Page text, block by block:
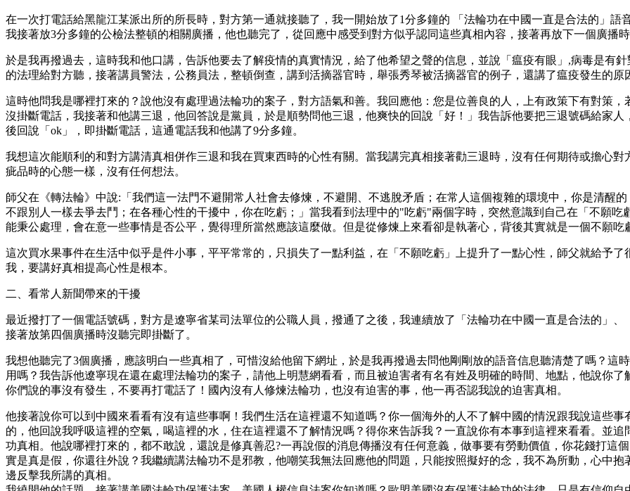
在一次打電話給黑龍江某派出所的所長時，對方第一通就接聽了，我一開始放了1分多鐘的 「法輪功在中國一直是合法的」
我接著放3分多鐘的公檢法整頓的相關廣播，他也聽完了，從回應中感受到對方似乎認同這些真相內容，接著再放下一個廣播
於是我再撥過去，這時我和他口講，告訴他要去了解疫情的真實情況，給了他希望之聲的信息，並說「瘟疫有眼」,病毒是有
的法理給對方聽，接著講員警法，公務員法，整頓倒查，講到活摘器官時，舉張秀琴被活摘器官的例子，還講了瘟疫發生的
這時他問我是哪裡打來的？說他沒有處理過法輪功的案子，對方語氣和善。我回應他：您是位善良的人，上有政策下有對策
沒掛斷電話，我接著和他講三退，他回答說是黨員，於是順勢問他三退，他爽快的回說「好！」我告訴他要把三退號碼給家
後回說「ok」，即掛斷電話，這通電話我和他講了9分多鐘。
我想這次能順利的和對方講清真相併作三退和我在買東西時的心性有關。當我講完真相接著勸三退時，沒有任何期待或擔心
疵品時的心態一樣，沒有任何想法。
師父在《轉法輪》中說:「我們這一法門不避開常人社會去修煉，不避開、不逃脫矛盾；在常人這個複雜的環境中，你是清醒
不跟別人一樣去爭去鬥；在各種心性的干擾中，你在吃虧；」當我看到法理中的"吃虧"兩個字時，突然意識到自己在「不願
能秉公處理，會在意一些事情是否公平，覺得理所當然應該這麼做。但是從修煉上來看卻是執著心，背後其實就是一個不願吃
這次買水果事件在生活中似乎是件小事，平平常常的，只損失了一點利益，在「不願吃虧」上提升了一點心性，師父就給予
我，要講好真相提高心性是根本。
二、看常人新聞帶來的干擾
最近撥打了一個電話號碼，對方是遼寧省某司法單位的公職人員，撥通了之後，我連續放了「法輪功在中國一直是合法的」
接著放第四個廣播時沒聽完即掛斷了。
我想他聽完了3個廣播，應該明白一些真相了，可惜沒給他留下網址，於是我再撥過去問他剛剛放的語音信息聽清楚了嗎？這
用嗎？我告訴他遼寧現在還在處理法輪功的案子，請他上明慧網看看，而且被迫害者有名有姓及明確的時間、地點，他說你
你們說的事沒有發生，不要再打電話了！國內沒有人修煉法輪功，也沒有迫害的事，他一再否認我說的迫害真相。
他接著說你可以到中國來看看有沒有這些事啊！我們生活在這裡還不知道嗎？你一個海外的人不了解中國的情況跟我說這些
的，他回說我呼吸這裡的空氣，喝這裡的水，住在這裡還不了解情況嗎？得你來告訴我？一直說你有本事到這裡來看看。並
功真相。他說哪裡打來的，都不敢說，還說是修真善忍?一再說假的消息傳播沒有任何意義，做事要有勞動價值，你花錢打這
實是真是假，你還往外說？我繼續講法輪功不是邪教，他嘲笑我無法回應他的問題，只能按照擬好的念，我不為所動，心中
邊反擊我所講的真相。